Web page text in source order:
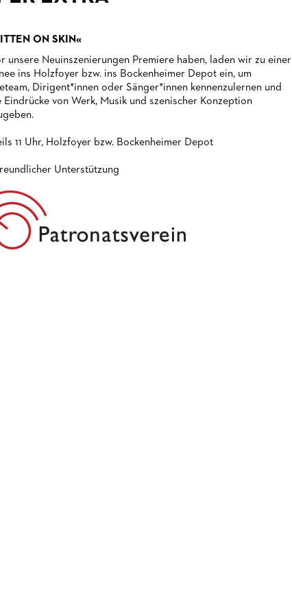
ON SKIN«
unsere Neuinszenierungen Premiere haben, laden wir zu einer
ins Holzfoyer bzw. ins Bockenheimer Depot ein, um
Dirigent*innen oder Sänger*innen kennenzulernen und
Eindrücke von Werk, Musik und szenischer Konzeption
11 Uhr, Holzfoyer bzw. Bockenheimer Depot
Unterstützung